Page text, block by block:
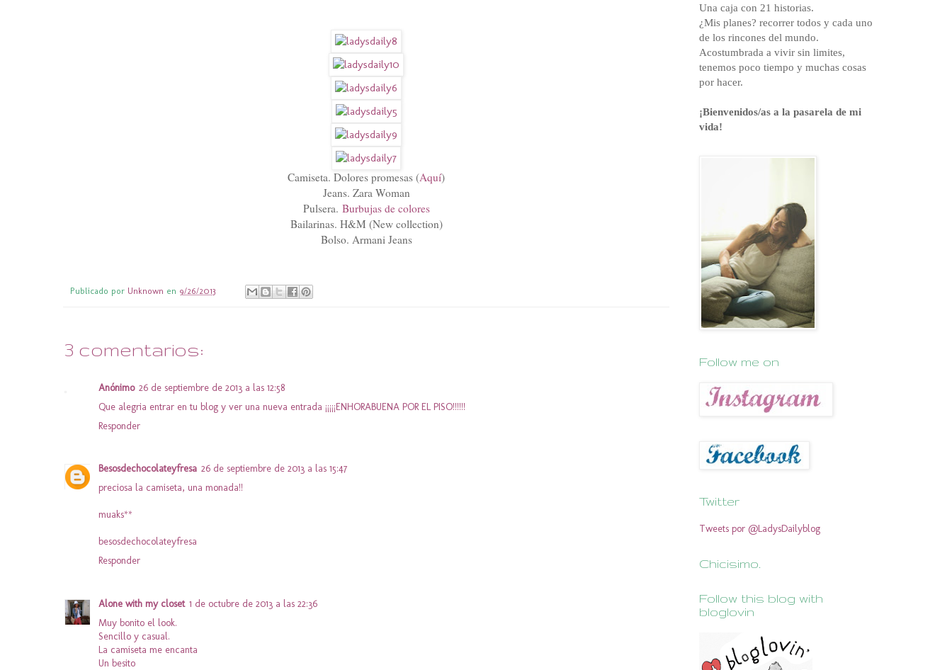
Camiseta. Dolores promesas (Aquí)
Jeans. Zara Woman
Pulsera. Burbujas de colores
Bailarinas. H&M (New collection)
Bolso. Armani Jeans
Publicado por Unknown en 9/26/2013
3 comentarios:
Anónimo 26 de septiembre de 2013 a las 12:58
Que alegria entrar en tu blog y ver una nueva entrada ¡¡¡¡¡ENHORABUENA POR EL PISO!!!!!!
Responder
Besosdechocolateyfresa 26 de septiembre de 2013 a las 15:47
preciosa la camiseta, una monada!!
muaks**
besosdechocolateyfresa
Responder
Alone with my closet 1 de octubre de 2013 a las 22:36
Muy bonito el look.
Sencillo y casual.
La camiseta me encanta
Un besito
Una caja con 21 historias.
¿Mis planes? recorrer todos y cada uno
de los rincones del mundo.
Acostumbrada a vivir sin limites,
tenemos poco tiempo y muchas cosas
por hacer.
¡Bienvenidos/as a la pasarela de mi
vida!
Follow me on
Twitter
Tweets por @LadysDailyblog
Chicisimo.
Follow this blog with
bloglovin